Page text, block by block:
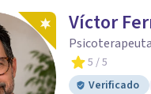
Víctor
5 / 5
Verificado